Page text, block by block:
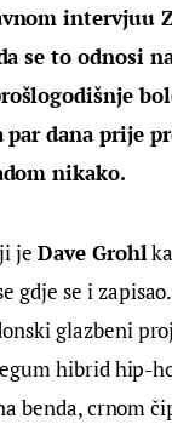
intervjuu
se to odnosi
par dana prije
nikako.
je Dave Grohl
gdje se i
glazbeni
hibrid hip-
benda, crnom